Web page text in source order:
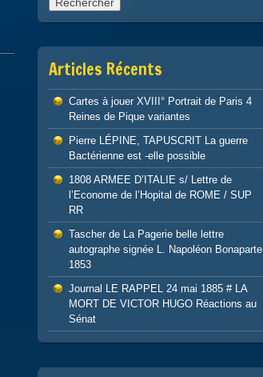
Articles Récents
Cartes à jouer XVIII° Portrait de Paris 4
Reines de Pique variantes
Pierre LÉPINE, TAPUSCRIT La guerre
Bactérienne est -elle possible
1808 ARMEE D’ITALIE s/ Lettre de
l’Econome de l’Hopital de ROME / SUP
RR
Tascher de La Pagerie belle lettre
autographe signée L. Napoléon Bonaparte
1853
Journal LE RAPPEL 24 mai 1885 # LA
MORT DE VICTOR HUGO Réactions au
Sénat